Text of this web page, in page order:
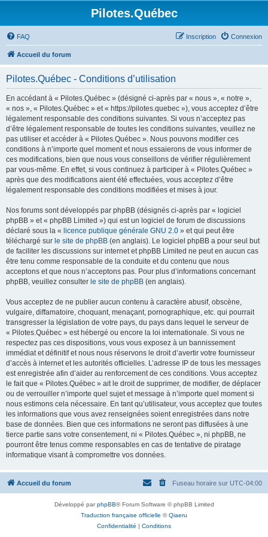
Pilotes.Québec
FAQ Connexion
Inscription
Accueil du forum
Pilotes.Québec - Conditions d’utilisation
En accédant à « Pilotes.Québec » (désigné ci-après par « nous », « notre »,
« nos », « Pilotes.Québec » et « https://pilotes.quebec »), vous acceptez d’être
légalement responsable des conditions suivantes. Si vous n’acceptez pas
d’être légalement responsable de toutes les conditions suivantes, veuillez ne
pas utiliser et accéder à « Pilotes.Québec ». Nous pouvons modifier ces
conditions à n’importe quel moment et nous essaierons de vous informer de
ces modifications, bien que nous vous conseillons de vérifier régulièrement
par vous-même. En effet, si vous continuez à participer à « Pilotes.Québec »
après que des modifications aient été effectuées, vous acceptez d’être
légalement responsable des conditions modifiées et mises à jour.
Nos forums sont développés par phpBB (désignés ci-après par « logiciel
phpBB » et « phpBB Limited ») qui est un logiciel de forum de discussions
déclaré sous la « licence publique générale GNU 2.0 » et qui peut être
téléchargé sur le site de phpBB (en anglais). Le logiciel phpBB a pour seul but
de faciliter les discussions sur internet et phpBB Limited ne peut en aucun cas
être tenu comme responsable de la conduite et du contenu que nous
acceptons et que nous n’acceptons pas. Pour plus d’informations concernant
phpBB, veuillez consulter le site de phpBB (en anglais).
Vous acceptez de ne publier aucun contenu à caractère abusif, obscène,
vulgaire, diffamatoire, choquant, menaçant, pornographique, etc. qui pourrait
transgresser la législation de votre pays, du pays dans lequel le serveur de
« Pilotes.Québec » est hébergé ou encore la loi internationale. Si vous ne
respectez pas ces dispositions, vous vous exposez à un bannissement
immédiat et définitif et nous nous réservons le droit d’avertir votre fournisseur
d’accès à internet et les autorités officielles. L’adresse IP de tous les messages
est enregistrée afin d’aider au renforcement de ces conditions. Vous acceptez
le fait que « Pilotes.Québec » ait le droit de supprimer, de modifier, de déplacer
ou de verrouiller n’importe quel sujet et message à n’importe quel moment si
nous estimons cela nécessaire. En tant qu’utilisateur, vous acceptez que toutes
les informations que vous avez renseignées soient enregistrées dans notre
base de données. Bien que ces informations ne seront pas diffusées à une
tierce partie sans votre consentement, ni « Pilotes.Québec », ni phpBB, ne
pourront être tenus comme responsables en cas de tentative de piratage
informatique visant à compromettre vos données.
Accueil du forum Fuseau horaire sur UTC-04:00
Développé parphpBB® Forum Software © phpBB Limited
Traduction française officielle ©Qiaeru
Confidentialité | Conditions